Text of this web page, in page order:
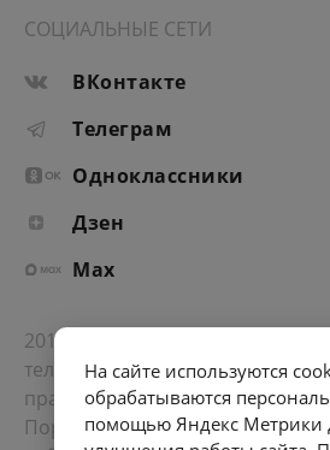
СОЦИАЛЬНЫЕ СЕТИ
ВКонтакте
Телеграм
Одноклассники
Дзен
Max
2012-2026 © Портал
телевидение правительства
права защищены.
Портал Санкт-Петербурга- о
На сайте используются
обрабатываются
помощью Яндекс Метрики